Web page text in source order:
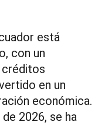
está
con un
en un
económica.
2026, se ha